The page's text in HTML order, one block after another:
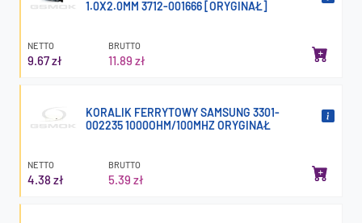
1.0X2.0MM 3712-001666 [ORYGINAŁ]
NETTO
9.67 zł
BRUTTO
11.89 zł
KORALIK FERRYTOWY SAMSUNG 3301-
002235 1000OHM/100MHZ ORYGINAŁ
NETTO
4.38 zł
BRUTTO
5.39 zł